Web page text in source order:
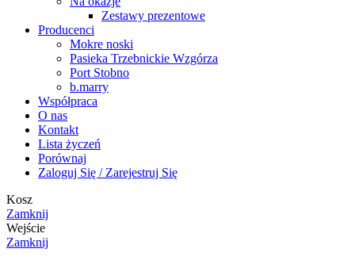
Zestawy prezentowe
Producenci
Mokre noski
Pasieka Trzebnickie Wzgórza
Port Stobno
b.marry
Współpraca
O nas
Kontakt
Lista życzeń
Porównaj
Zaloguj Się / Zarejestruj Się
Kosz
Zamknij
Wejście
Zamknij